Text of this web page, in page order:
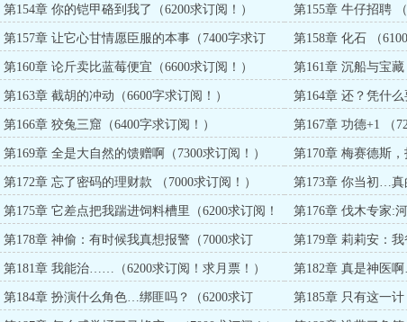
第154章 你的铠甲硌到我了（6200求订阅！） 第155章 牛仔招聘
第157章 让它心甘情愿臣服的本事（7400字求订
阅！）
第158章 化石 （
第160章 论斤卖比蓝莓便宜（6600求订阅！） 第161章 沉船与宝藏
第163章 截胡的冲动（6600字求订阅！） 第164章 还？凭什么
第166章 狡兔三窟（6400字求订阅！） 第167章 功德+1 （
第169章 全是大自然的馈赠啊（7300求订阅！） 第170章 梅赛德斯，
第172章 忘了密码的理财款 （7000求订阅！）
第173章 你当初…真
订阅！求月票）
第175章 它差点把我踹进饲料槽里（6200求订阅！
求月票！）
第176章 伐木专家:
月票！）
第178章 神偷：有时候我真想报警（7000求订
阅！）
第179章 莉莉安：我
求月票！）
第181章 我能治……（6200求订阅！求月票！） 第182章 真是神医
第184章 扮演什么角色…绑匪吗？（6200求订
第185章 只有这一